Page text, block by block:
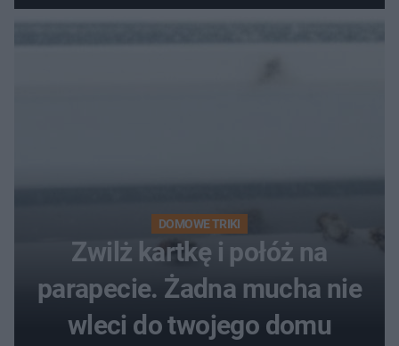
kobiety
DOMOWE TRIKI
Zwilż kartkę i połóż na
parapecie. Żadna mucha nie
wleci do twojego domu